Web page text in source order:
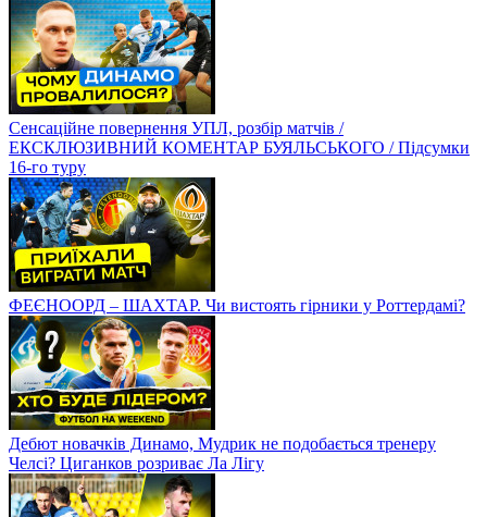
Сенсаційне повернення УПЛ, розбір матчів /
ЕКСКЛЮЗИВНИЙ КОМЕНТАР БУЯЛЬСЬКОГО / Підсумки
16-го туру
ФЕЄНООРД – ШАХТАР. Чи вистоять гірники у Роттердамі?
Дебют новачків Динамо, Мудрик не подобається тренеру
Челсі? Циганков розриває Ла Лігу